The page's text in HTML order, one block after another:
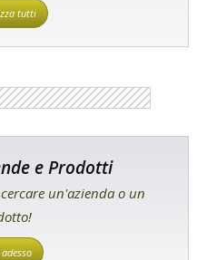
tutti
e Prodotti
un'azienda o un